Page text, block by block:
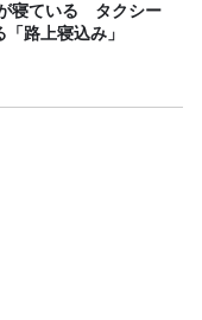
寝ている タクシー
路上寝込み」